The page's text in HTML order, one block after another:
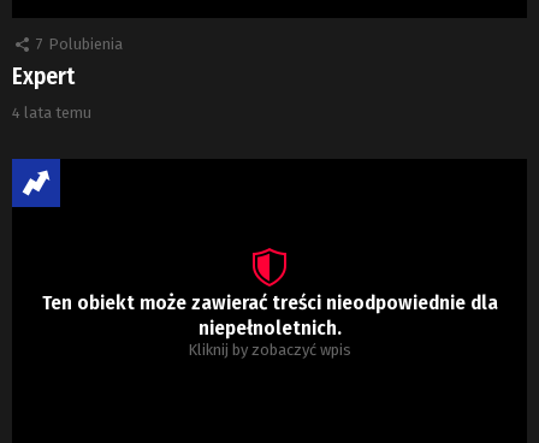
7 Polubienia
Expert
4 lata temu
Ten obiekt może zawierać treści nieodpowiednie dla
niepełnoletnich.
Kliknij by zobaczyć wpis